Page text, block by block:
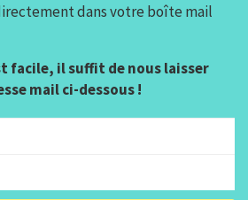
dans votre boîte mail
facile, il suffit de nous laisser
mail ci-dessous !